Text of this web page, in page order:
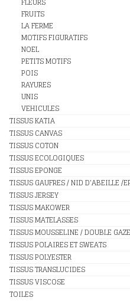
FRUITS
LA FERME
MOTIFS FIGURATIFS
NOEL
PETITS MOTIFS
POIS
RAYURES
UNIS
VEHICULES
TISSUS KATIA
TISSUS CANVAS
TISSUS COTON
TISSUS ECOLOGIQUES
TISSUS EPONGE
TISSUS GAUFRES / NID D'ABEILLE /
TISSUS JERSEY
TISSUS MAKOWER
TISSUS MATELASSES
TISSUS MOUSSELINE / DOUBLE GAZE
TISSUS POLAIRES ET SWEATS
TISSUS POLYESTER
TISSUS TRANSLUCIDES
TISSUS VISCOSE
TOILES